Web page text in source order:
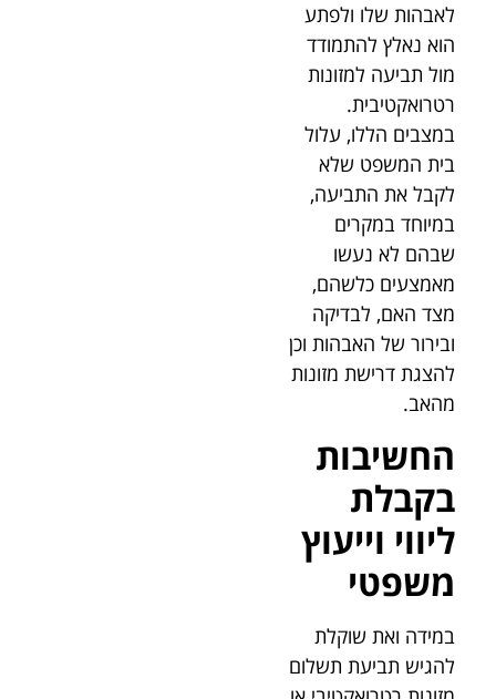
לאבהות שלו ולפתע
הוא נאלץ להתמודד
מול תביעה למזונות
רטרואקטיבית.
במצבים הללו, עלול
בית המשפט שלא
לקבל את התביעה,
במיוחד במקרים
שבהם לא נעשו
מאמצעים כלשהם,
מצד האם, לבדיקה
ובירור של האבהות וכן
להצגת דרישת מזונות
מהאב.
החשיבות
בקבלת
ליווי וייעוץ
משפטי
במידה ואת שוקלת
להגיש תביעת תשלום